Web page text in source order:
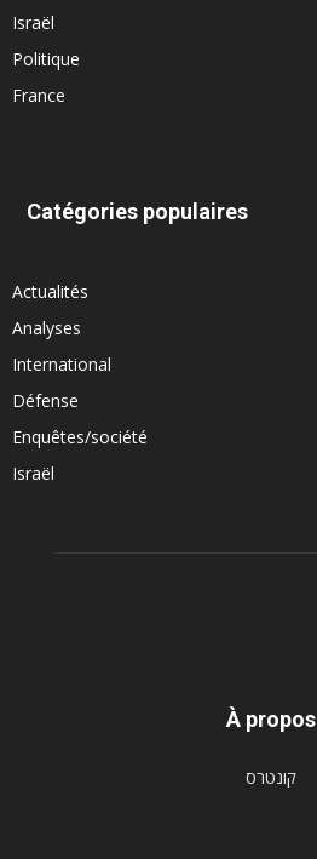
Israël
Politique
France
Catégories populaires
Actualités
Analyses
International
Défense
Enquêtes/société
Israël
À propos
קונטרס